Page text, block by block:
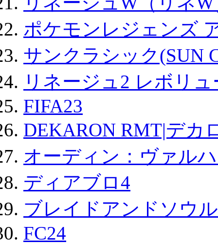
ポケモンレジェンズ
サンクラシック(SUN
リネージュ2 レボリ
FIFA23
DEKARON RMT|デカ
オーディン：ヴァル
ディアブロ4
ブレイドアンドソウ
FC24